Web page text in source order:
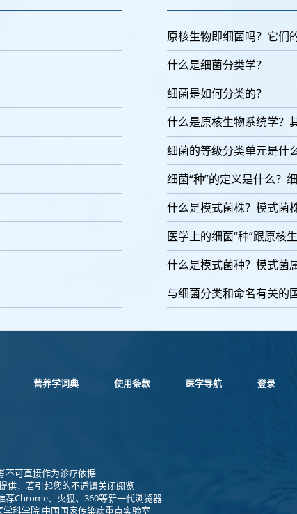
原核生物即细菌吗？它们
什么是细菌分类学？
细菌是如何分类的？
什么是原核生物系统学？
细菌的等级分类单元是什
细菌“种”的定义是什么？
什么是模式菌株？模式菌
医学上的细菌“种”跟原核
什么是模式菌种？模式菌
与细菌分类和命名有关的
营养学词典 使用条款 医学导航 登录
不可直接作为诊疗依据
供，若引起您的不适请关闭阅览
荐Chrome、火狐、360等新一代浏览器
科学院 中国国家传染病重点实验室